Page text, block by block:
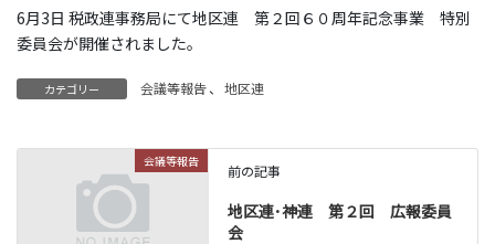
6月3日 税政連事務局にて地区連 第２回６０周年記念事業 特別
委員会が開催されました。
カテゴリー 会議等報告、 地区連
会議等報告
前の記事
地区連･神連 第２回 広報委員
会